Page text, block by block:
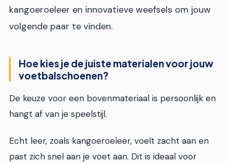
kangoeroeleer en innovatieve weefsels om jouw
volgende paar te vinden.
Hoe kies je de juiste materialen voor jouw
voetbalschoenen?
De keuze voor een bovenmateriaal is persoonlijk en
hangt af van je speelstijl.
Echt leer, zoals kangoeroeleer, voelt zacht aan en
past zich snel aan je voet aan. Dit is ideaal voor